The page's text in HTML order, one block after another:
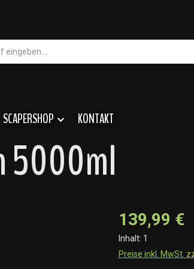
SCAPERSHOP KONTAKT
5000ml
139,99 €
Inhalt: 1
Preise inkl. MwSt.